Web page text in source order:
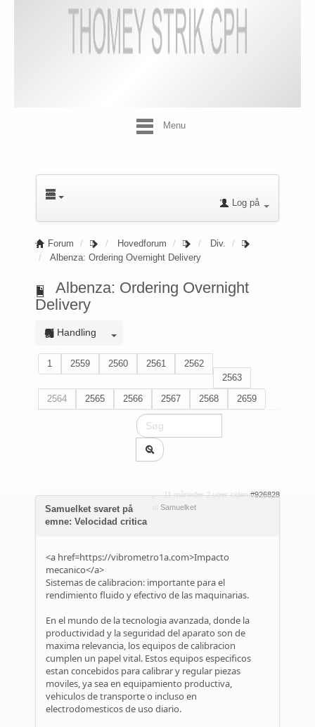
Menu
Log på
Forum Hovedforum
Div.
Albenza: Ordering Overnight Delivery
Albenza: Ordering Overnight
Delivery
Handling
1 2559 2560 2561
2562
2563
2564
2565 2566 2567 2568 2659
11 måneder 2 uger siden #926828
Samuelket
Samuelket svaret på
emne: Velocidad critica
<a href=https://vibrometro1a.com>Impacto
mecanico</a>
Sistemas de calibracion: importante para el
rendimiento fluido y efectivo de las maquinarias.
En el mundo de la tecnologia avanzada, donde la
productividad y la seguridad del aparato son de
maxima relevancia, los equipos de calibracion
cumplen un papel vital. Estos equipos especificos
estan concebidos para calibrar y regular piezas
moviles, ya sea en equipamiento productiva,
vehiculos de transporte o incluso en
electrodomesticos de uso diario.